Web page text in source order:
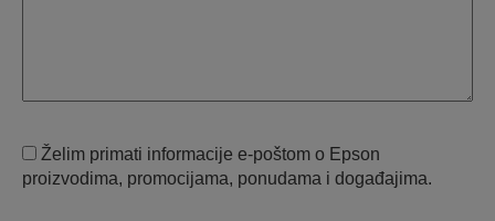
Želim primati informacije e-poštom o Epson
proizvodima, promocijama, ponudama i događajima.